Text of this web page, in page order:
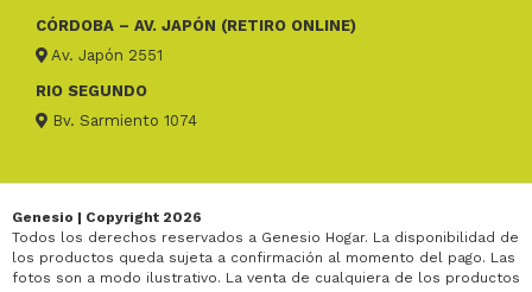
CÓRDOBA – AV. JAPÓN (RETIRO ONLINE)
Av. Japón 2551
RIO SEGUNDO
Bv. Sarmiento 1074
Genesio | Copyright 2026
Todos los derechos reservados a Genesio Hogar. La disponibilidad de
los productos queda sujeta a confirmación al momento del pago. Las
fotos son a modo ilustrativo. La venta de cualquiera de los productos